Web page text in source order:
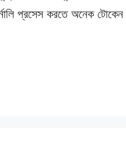
প্রসেস করতে অনেক